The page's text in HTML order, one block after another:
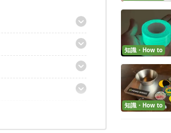
知識・How to
知識・How to